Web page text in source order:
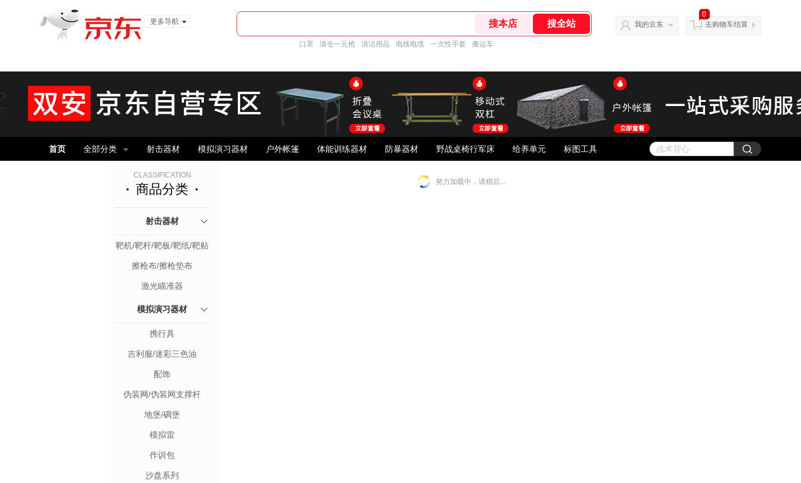
更多导航
口罩 清仓一元抢 清洁用品 电线电缆 一次性手套 搬运车
我的京东
0
去购物车结算
首页 全部分类 射击器材 模拟演习器材 户外帐篷 体能训练器材 防暴器材 野战桌椅行军床 给养单元 标图工具
CLASSIFICATION
商品分类
射击器材
靶机/靶杆/靶板/靶纸/靶贴
擦枪布/擦枪垫布
激光瞄准器
模拟演习器材
携行具
吉利服/迷彩三色油
配饰
伪装网/伪装网支撑杆
地堡/碉堡
模拟雷
作训包
沙盘系列
努力加载中，请稍后...